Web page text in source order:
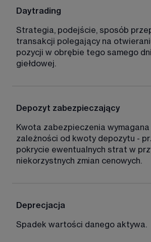
Daytrading
Strategia, podejście, sposób
transakcji polegający na
pozycji w obrębie tego samego
giełdowej.
Depozyt zabezpieczający
Kwota zabezpieczenia
zależności od kwoty depozytu -
pokrycie ewentualnych strat w
niekorzystnych zmian cenowych.
Deprecjacja
Spadek wartości danego aktywa.